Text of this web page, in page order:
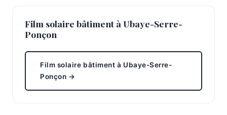
Film solaire bâtiment à Ubaye-Serre-
Ponçon
Film solaire bâtiment à Ubaye-Serre-
Ponçon →